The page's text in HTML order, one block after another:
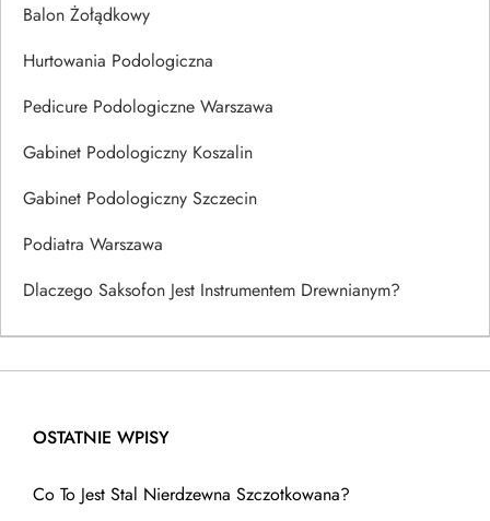
Balon Żołądkowy
Hurtowania Podologiczna
Pedicure Podologiczne Warszawa
Gabinet Podologiczny Koszalin
Gabinet Podologiczny Szczecin
Podiatra Warszawa
Dlaczego Saksofon Jest Instrumentem Drewnianym?
OSTATNIE WPISY
Co To Jest Stal Nierdzewna Szczotkowana?